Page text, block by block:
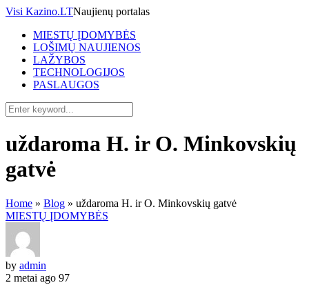
Visi Kazino.LTNaujienų portalas
MIESTŲ ĮDOMYBĖS
LOŠIMŲ NAUJIENOS
LAŽYBOS
TECHNOLOGIJOS
PASLAUGOS
uždaroma H. ir O. Minkovskių
gatvė
Home » Blog » uždaroma H. ir O. Minkovskių gatvė
MIESTŲ ĮDOMYBĖS
by admin
2 metai ago 97